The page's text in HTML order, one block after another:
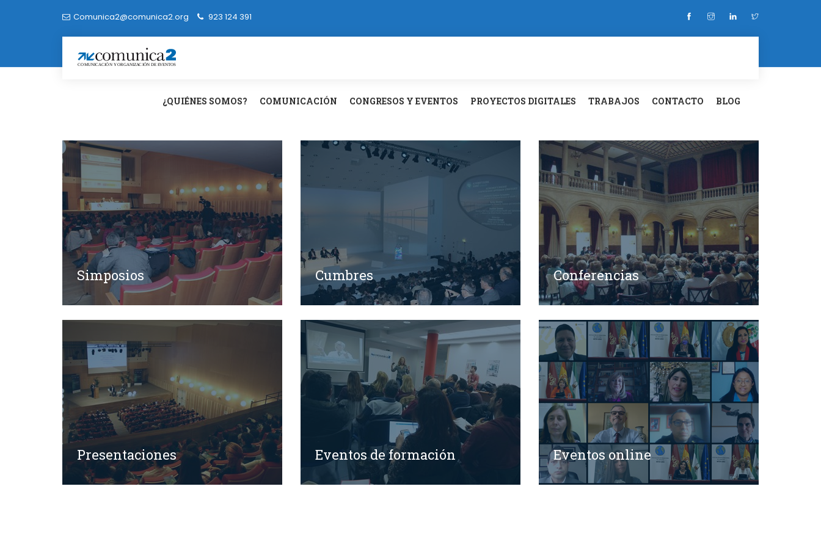
Comunica2@comunica2.org 923 124 391
¿QUIÉNES SOMOS? COMUNICACIÓN CONGRESOS Y EVENTOS PROYECTOS DIGITALES TRABAJOS CONTACTO BLOG
Simposios Cumbres Conferencias
Presentaciones Eventos de formación Eventos online